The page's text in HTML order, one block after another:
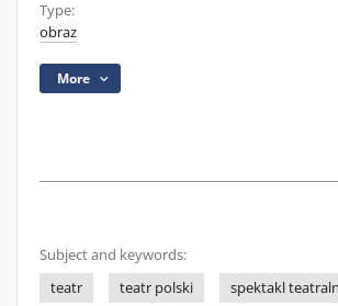
Type:
obraz
More
Subject and keywords:
teatr
teatr polski
spektakl